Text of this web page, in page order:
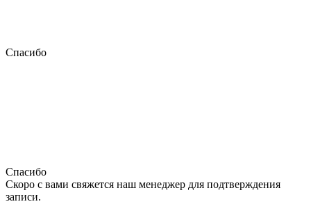
Спасибо
Спасибо
Скоро с вами свяжется наш менеджер для подтверждения
записи.